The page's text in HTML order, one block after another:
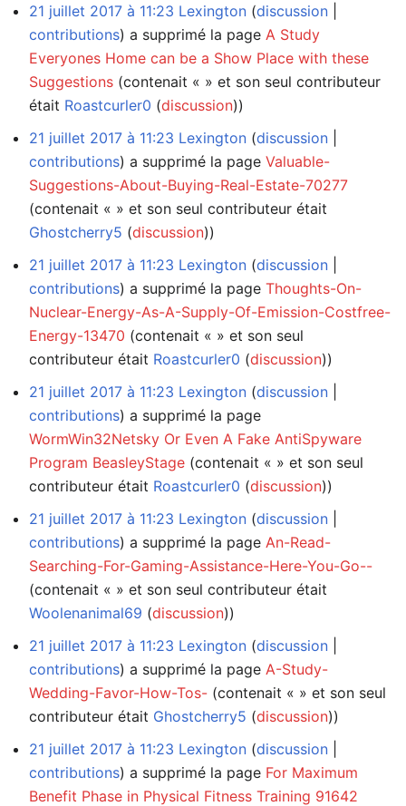
21 juillet 2017 à 11:23 Lexington discussion
contributions a supprimé la page A Study
Everyones Home can be a Show Place with these
Suggestions (contenait « » et son seul contributeur
était Roastcurler0 (discussion))
21 juillet 2017 à 11:23 Lexington discussion
contributions a supprimé la page Valuable-
Suggestions-About-Buying-Real-Estate-70277
(contenait « » et son seul contributeur était
Ghostcherry5 (discussion))
21 juillet 2017 à 11:23 Lexington discussion
contributions a supprimé la page Thoughts-On-
Nuclear-Energy-As-A-Supply-Of-Emission-Costfree-
Energy-13470 (contenait « » et son seul
contributeur était Roastcurler0 (discussion))
21 juillet 2017 à 11:23 Lexington discussion
contributions a supprimé la page
WormWin32Netsky Or Even A Fake AntiSpyware
Program BeasleyStage (contenait « » et son seul
contributeur était Roastcurler0 (discussion))
21 juillet 2017 à 11:23 Lexington discussion
contributions a supprimé la page An-Read-
Searching-For-Gaming-Assistance-Here-You-Go--
(contenait « » et son seul contributeur était
Woolenanimal69 (discussion))
21 juillet 2017 à 11:23 Lexington discussion
contributions a supprimé la page A-Study-
Wedding-Favor-How-Tos- (contenait « » et son seul
contributeur était Ghostcherry5 (discussion))
21 juillet 2017 à 11:23 Lexington discussion
contributions a supprimé la page For Maximum
Benefit Phase in Physical Fitness Training 91642